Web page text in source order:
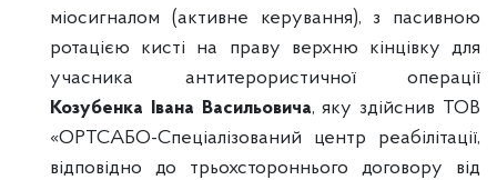
міосигналом (активне керування), з пасивною
ротацією кисті на праву верхню кінцівку для
учасника антитерористичної операції
Козубенка Івана Васильовича, яку здійснив ТОВ
«ОРТСАБО-Спеціалізований центр реабілітації,
відповідно до трьохстороннього договору від